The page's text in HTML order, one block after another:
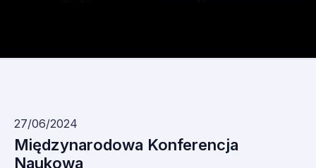
27/06/2024
Międzynarodowa Konferencja
Naukowa